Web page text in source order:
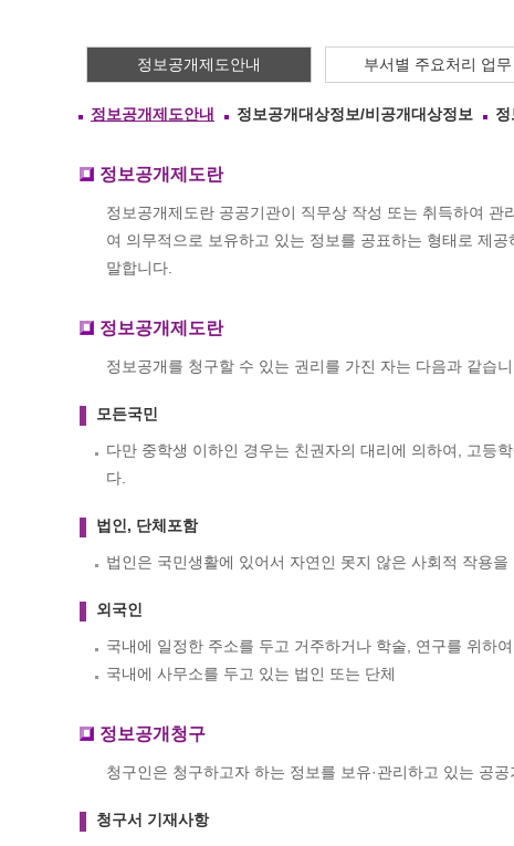
무
문
성
대
정보공개제도안내 부서별 주요처리 업무
정보공개제도안내 정보공개대상정보/비공개대상정보
정보공개제도란
정보공개제도란 공공기관이 직무상 작성 또는 취득하여
여 의무적으로 보유하고 있는 정보를 공표하는 형태로 제
말합니다.
정보공개제도란
정보공개를 청구할 수 있는 권리를 가진 자는 다음과 같습니
모든국민
다만 중학생 이하인 경우는 친권자의 대리에 의하여, 고등
다.
법인, 단체포함
법인은 국민생활에 있어서 자연인 못지 않은 사회적 작용
외국인
국내에 일정한 주소를 두고 거주하거나 학술, 연구를 위하
국내에 사무소를 두고 있는 법인 또는 단체
정보공개청구
청구인은 청구하고자 하는 정보를 보유·관리하고 있는 공
청구서 기재사항